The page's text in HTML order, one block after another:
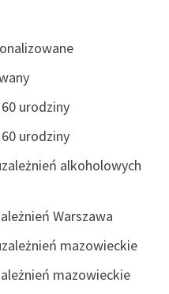
urodziny
urodziny
alkoholowych
Warszawa
mazowieckie
mazowieckie